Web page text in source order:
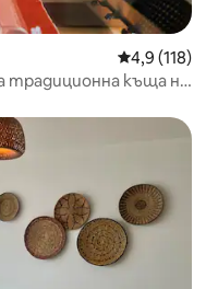
Средна
4,9 (118)
къща на